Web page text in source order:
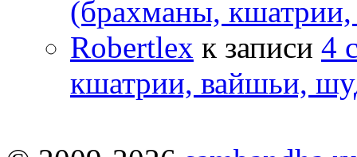
(брахманы,
Robertlex к записи 4
кшатрии, вайшьи,